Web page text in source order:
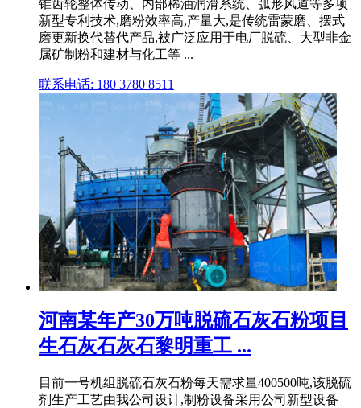
锥齿轮整体传动、内部稀油润滑系统、弧形风道等多项
新型专利技术,磨粉效率高,产量大,是传统雷蒙磨、摆式
磨更新换代替代产品,被广泛应用于电厂脱硫、大型非金
属矿制粉和建材与化工等 ...
联系电话: 180 3780 8511
河南某年产30万吨脱硫石灰石粉项目
生石灰石灰石黎明重工 ...
目前一号机组脱硫石灰石粉每天需求量400500吨,该脱硫
剂生产工艺由我公司设计,制粉设备采用公司新型设备